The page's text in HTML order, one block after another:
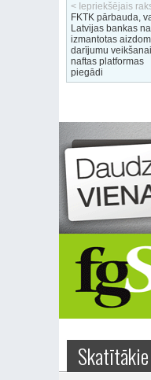
< Iepriekšējais
FKTK pārbauda,
Latvijas bankas
izmantotas
darījumu
naftas platformas
piegādi